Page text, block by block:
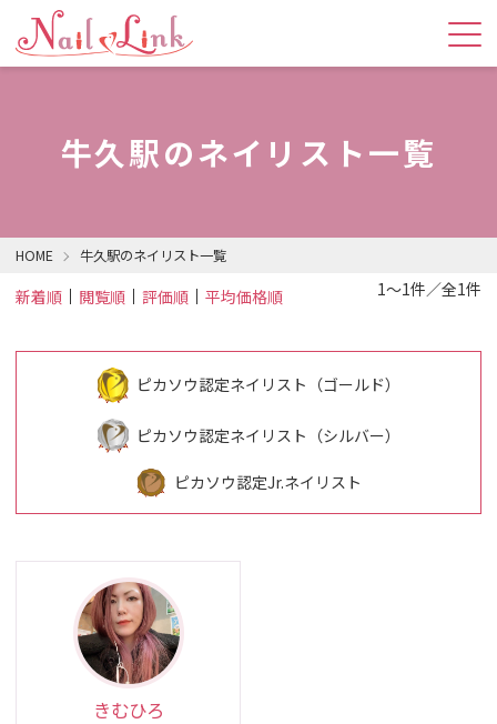
牛久駅のネイリスト一覧
HOME 牛久駅のネイリスト一覧
新着順 閲覧順 評価順 平均価格順 1～1件／全1件
ピカソウ認定ネイリスト（ゴールド）
ピカソウ認定ネイリスト（シルバー）
ピカソウ認定Jr.ネイリスト
きむひろ